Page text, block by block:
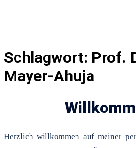
Schlagwort: Prof.
Mayer-Ahuja
Herzlich willkommen auf meiner